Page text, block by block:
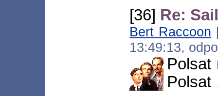
[36] Re:
Bert Raccoon
13:49:13,
Polsat
Polsat